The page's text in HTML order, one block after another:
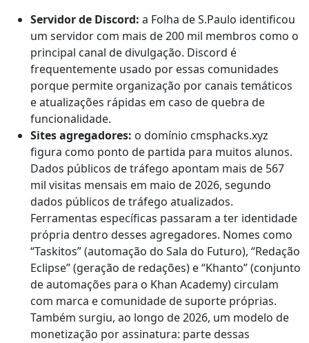
Servidor de Discord: a Folha de S.Paulo identificou
um servidor com mais de 200 mil membros como o
principal canal de divulgação. Discord é
frequentemente usado por essas comunidades
porque permite organização por canais temáticos
e atualizações rápidas em caso de quebra de
funcionalidade.
Sites agregadores: o domínio cmsphacks.xyz
figura como ponto de partida para muitos alunos.
Dados públicos de tráfego apontam mais de 567
mil visitas mensais em maio de 2026, segundo
dados públicos de tráfego atualizados.
Ferramentas específicas passaram a ter identidade
própria dentro desses agregadores. Nomes como
“Taskitos” (automação do Sala do Futuro), “Redação
Eclipse” (geração de redações) e “Khanto” (conjunto
de automações para o Khan Academy) circulam
com marca e comunidade de suporte próprias.
Também surgiu, ao longo de 2026, um modelo de
monetização por assinatura: parte dessas